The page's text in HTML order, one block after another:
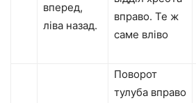
вперед,
ліва назад.
вправо. Те ж
саме вліво
Поворот
тулуба вправо